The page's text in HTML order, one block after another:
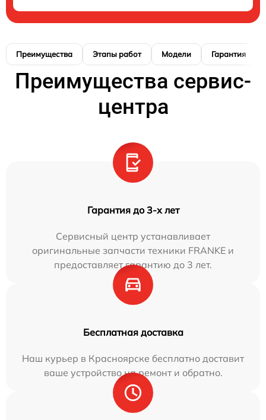
Преимущества Этапы работ Модели Гарантия
Преимущества сервис-
центра
Гарантия до 3-х лет
Сервисный центр устанавливает
оригинальные запчасти техники FRANKE и
предоставляет гарантию до 3 лет.
Бесплатная доставка
Наш курьер в Красноярске бесплатно доставит
ваше устройство на ремонт и обратно.